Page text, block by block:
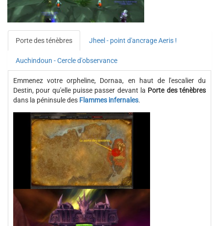
Porte des ténèbres Jheel - point d'ancrage Aeris !
Auchindoun - Cercle d'observance
Emmenez votre orpheline, Dornaa, en haut de l'escalier du
Destin, pour qu'elle puisse passer devant la Porte des ténèbres
dans la péninsule des Flammes infernales.